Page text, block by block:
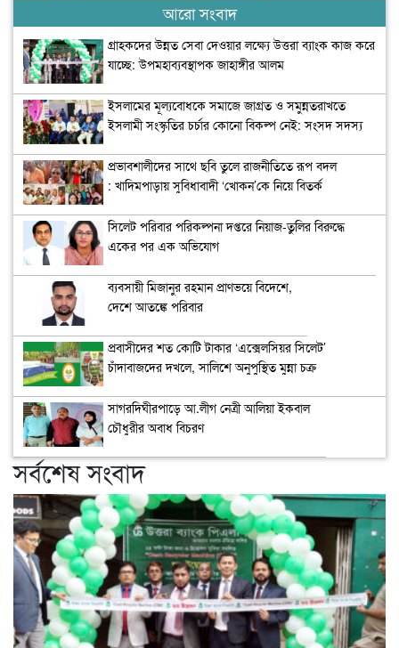
আরো সংবাদ
গ্রাহকদের উন্নত সেবা দেওয়ার লক্ষ্যে উত্তরা ব্যাংক কাজ করে
যাচ্ছে: উপমহাব্যবস্থাপক জাহাঙ্গীর আলম
ইসলামের মূল্যবোধকে সমাজে জাগ্রত ও সমুন্নতরাখতে
ইসলামী সংস্কৃতির চর্চার কোনো বিকল্প নেই: সংসদ সদস্য
প্রভাবশালীদের সাথে ছবি তুলে রাজনীতিতে রূপ বদল
: খাদিমপাড়ায় সুবিধাবাদী ‘খোকন’কে নিয়ে বিতর্ক
সিলেট পরিবার পরিকল্পনা দপ্তরে নিয়াজ-তুলির বিরুদ্ধে
একের পর এক অভিযোগ
ব্যবসায়ী মিজানুর রহমান প্রাণভয়ে বিদেশে,
দেশে আতঙ্কে পরিবার
প্রবাসীদের শত কোটি টাকার ‘এক্সেলসিয়র সিলেট’
চাঁদাবাজদের দখলে, সালিশে অনুপুস্থিত মুন্না চক্র
সাগরদিঘীরপাড়ে আ.লীগ নেত্রী আলিয়া ইকবাল
চৌধুরীর অবাধ বিচরণ
সর্বশেষ সংবাদ